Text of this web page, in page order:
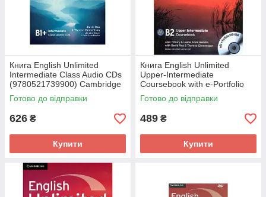
Книга English Unlimited
Intermediate Class Audio CDs
(9780521739900) Cambridge
University Press
Готово до відправки
626 ₴
Купити
Книга English Unlimited
Upper-Intermediate
Coursebook with e-Portfolio
DVD-ROM (9780521739917)
Cambridge University Press
Готово до відправки
489 ₴
Купити